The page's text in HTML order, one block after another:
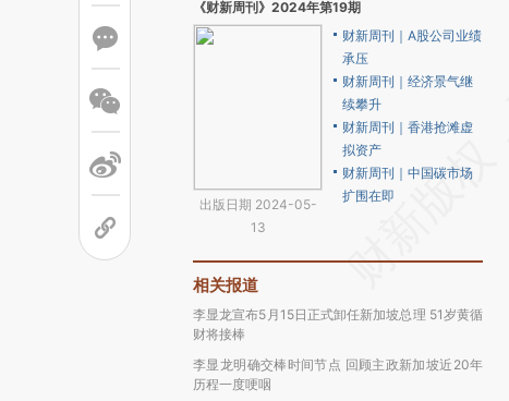
《财新周刊》2024年第19期
出版日期 2024-05-
13
财新周刊｜A股公司业绩
承压
财新周刊｜经济景气继
续攀升
财新周刊｜香港抢滩虚
拟资产
财新周刊｜中国碳市场
扩围在即
相关报道
李显龙宣布5月15日正式卸任新加坡总理 51岁黄循
财将接棒
李显龙明确交棒时间节点 回顾主政新加坡近20年
历程一度哽咽